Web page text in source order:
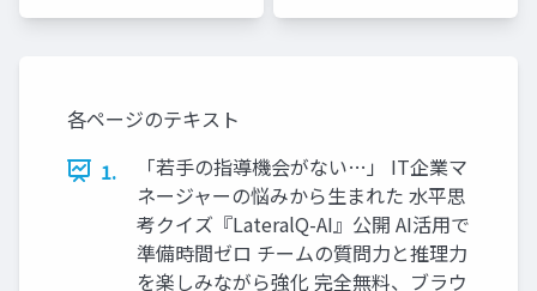
各ページのテキスト
1.
「若手の指導機会がない…」 IT企業マ
ネージャーの悩みから生まれた 水平思
考クイズ『LateralQ-AI』公開 AI活用で
準備時間ゼロ チームの質問力と推理力
を楽しみながら強化 完全無料、ブラウ